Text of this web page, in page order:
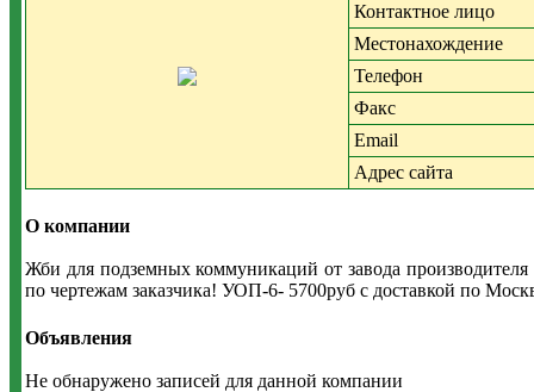
Контактное лицо
Местонахождение
Телефон
Факс
Email
Адрес сайта
О компании
Жби для подземных коммуникаций от завода
по чертежам заказчика! УОП-6- 5700руб с доставкой по
Объявления
Не обнаружено записей для данной компании